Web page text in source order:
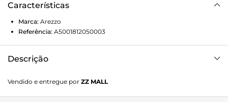
Características
Marca: Arezzo
Referência: A5001812050003
Descrição
Vendido e entregue por ZZ MALL